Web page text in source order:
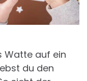
Watte auf ein
du den